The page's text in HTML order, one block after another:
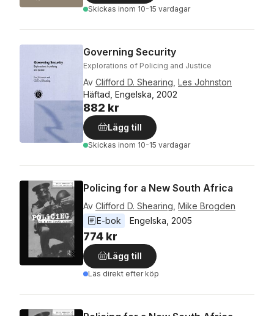
Skickas inom 10-15 vardagar
Governing Security
Explorations of Policing and Justice
Av Clifford D. Shearing Les Johnston
Häftad, Engelska, 2002
882 kr
Lägg till
Skickas inom 10-15 vardagar
Policing for a New South Africa
Av Clifford D. Shearing Mike Brogden
E-bok
Engelska 2005
774 kr
Lägg till
Läs direkt efter köp